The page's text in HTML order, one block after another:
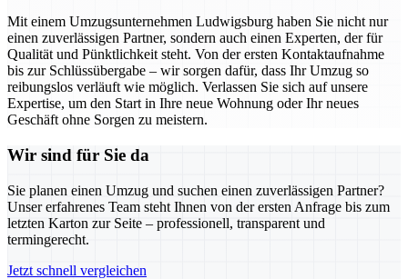
Mit einem Umzugsunternehmen Ludwigsburg haben Sie nicht nur
einen zuverlässigen Partner, sondern auch einen Experten, der für
Qualität und Pünktlichkeit steht. Von der ersten Kontaktaufnahme
bis zur Schlüssübergabe – wir sorgen dafür, dass Ihr Umzug so
reibungslos verläuft wie möglich. Verlassen Sie sich auf unsere
Expertise, um den Start in Ihre neue Wohnung oder Ihr neues
Geschäft ohne Sorgen zu meistern.
Wir sind für Sie da
Sie planen einen Umzug und suchen einen zuverlässigen Partner?
Unser erfahrenes Team steht Ihnen von der ersten Anfrage bis zum
letzten Karton zur Seite – professionell, transparent und
termingerecht.
Jetzt schnell vergleichen